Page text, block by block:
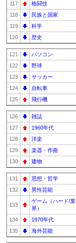
117
格闘技
118
民族と国家
119
科学
120
歴史
121 パソコン
122
野球
123
サッカー
124
自転車
125
飛行機
126 雑誌
127
1960年代
128
洋楽
129
楽器・作曲
130
建物
131 思想・哲学
132
男性芸能
133
ゲーム（ハード/業
界）
134 1970年代
135
海外芸能